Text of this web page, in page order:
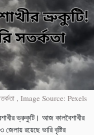
, Image Source: Pexels
ভ্রুকুটি। আজ কালবৈশাখীর
রয়েছে ভারি বৃষ্টির